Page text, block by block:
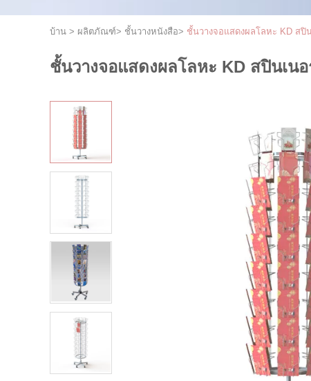
บ้าน > ผลิตภัณฑ์> ชั้นวางหนังสือ> ชั้นวางจอแสดงผลโลหะ KD สปิ
ชั้นวางจอแสดงผลโลหะ KD สปินเน